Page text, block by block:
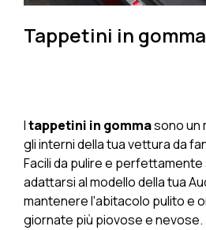
Tappetini in
Itappetini in gommasono un
gli interni della tua vettura da
Facili da pulire e
adattarsi al modello della tua
mantenere l'abitacolo pulito e
giornate più piovose e nevose.